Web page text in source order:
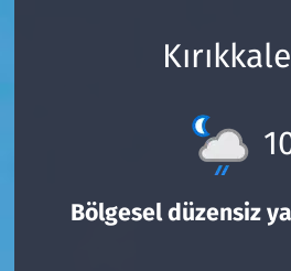
Kırıkkale
Bölgesel düzensiz
Video
Kültür Sanat